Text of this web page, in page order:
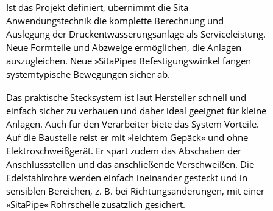
Ist das Projekt definiert, übernimmt die Sita
Anwendungstechnik die komplette Berechnung und
Auslegung der Druckentwässerungsanlage als Serviceleistung.
Neue Formteile und Abzweige ermöglichen, die Anlagen
auszugleichen. Neue »SitaPipe« Befestigungswinkel fangen
systemtypische Bewegungen sicher ab.
Das praktische Stecksystem ist laut Hersteller schnell und
einfach sicher zu verbauen und daher ideal geeignet für kleine
Anlagen. Auch für den Verarbeiter biete das System Vorteile.
Auf die Baustelle reist er mit »leichtem Gepäck« und ohne
Elektroschweißgerät. Er spart zudem das Abschaben der
Anschlussstellen und das anschließende Verschweißen. Die
Edelstahlrohre werden einfach ineinander gesteckt und in
sensiblen Bereichen, z. B. bei Richtungsänderungen, mit einer
»SitaPipe« Rohrschelle zusätzlich gesichert.